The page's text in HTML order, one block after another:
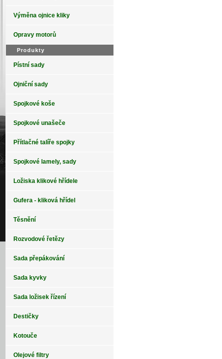
Výměna ojnice kliky
Opravy motorů
Produkty
Pístní sady
Ojniční sady
Spojkové koše
Spojkové unašeče
Přítlačné talíře spojky
Spojkové lamely, sady
Ložiska klikové hřídele
Gufera - kliková hřídel
Těsnění
Rozvodové řetězy
Sada přepákování
Sada kyvky
Sada ložisek řízení
Destičky
Kotouče
Olejové filtry